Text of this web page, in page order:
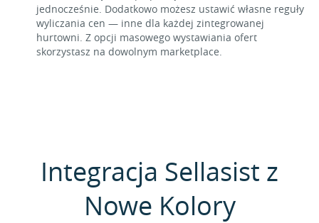
jednocześnie. Dodatkowo możesz ustawić własne reguły
wyliczania cen — inne dla każdej zintegrowanej
hurtowni. Z opcji masowego wystawiania ofert
skorzystasz na dowolnym marketplace.
Integracja Sellasist z
Nowe Kolory